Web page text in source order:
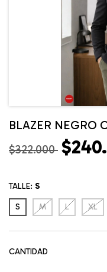
BLAZER NEGRO
$322.000
TALLE: S
S M L XL
CANTIDAD